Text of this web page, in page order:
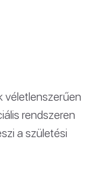
véletlenszerűen
rendszeren
a születési